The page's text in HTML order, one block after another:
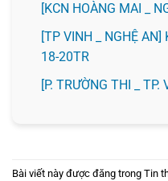
️[KCN HOÀNG MAI _
[TP VINH _ NGHỆ AN]
18-20TR
️[P. TRƯỜNG THI _
Bài viết này được đăng trong Tin